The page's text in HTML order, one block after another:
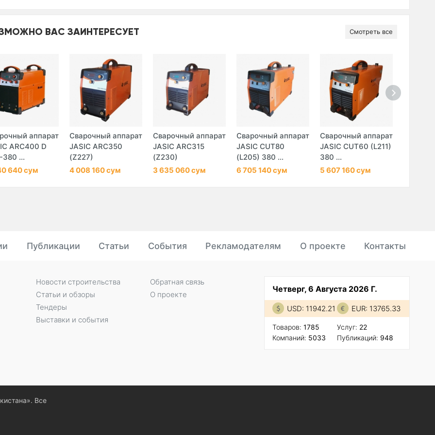
ВАС ЗАИНТЕРЕСУЕТ Смотреть все
аппарат
ARC400 D
380 ...
640 сум
Сварочный аппарат
JASIC ARC350
(Z227)
4 008 160 сум
Сварочный аппарат
JASIC ARC315
(Z230)
3 635 060 сум
Сварочный аппарат
JASIC CUT80
(L205) 380 ...
6 705 140 сум
Сварочный аппарат
JASIC CUT60 (L211)
380 ...
5 607 160 сум
Публикации Статьи События Рекламодателям О проекте Контакты
Четверг, 6 Августа 2026 Г.
USD: 11942.21 EUR: 13765.33
Товаров: 1785
Компаний: 5033
Услуг: 22
Публикаций: 948
Новости строительства
Статьи и обзоры
Тендеры
Выставки и события
Обратная связь
О проекте
Все